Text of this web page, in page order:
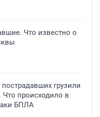
Что известно о
грузили
Что происходило в
БПЛА